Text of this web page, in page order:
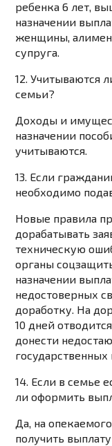
ребенка 6 лет,
назначении
женщины,
супруга.
12. Учитываются
семьи?
Доходы и
назначении
учитываются.
13. Если
необходимо
Новые правила
дорабатывать
техническую
органы
назначении
недостоверных
доработку. На
10 дней
донести
14. Если в семье
ли оформить
Да, на
получить